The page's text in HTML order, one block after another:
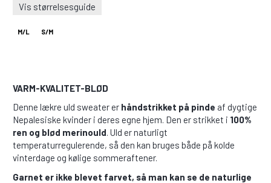
Vis størrelsesguide
M/L S/M
VARM-KVALITET-BLØD
Denne lækre uld sweater er håndstrikket på pinde af dygtige
Nepalesiske kvinder i deres egne hjem. Den er strikket i 100%
ren og blød merinould. Uld er naturligt
temperaturregulerende, så den kan bruges både på kolde
vinterdage og kølige sommeraftener.
Garnet er ikke blevet farvet, så man kan se de naturlige